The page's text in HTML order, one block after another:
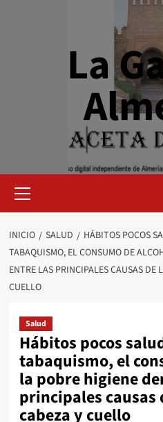
La
primario
INICIO SALUD
HÁBITOS POCOS
TABAQUISMO, EL CONSUMO DE
ENTRE LAS PRINCIPALES CAUSAS DE
CUELLO
Salud
Hábitos pocos
tabaquismo, el
la pobre higiene
principales causas
cabeza y cuello